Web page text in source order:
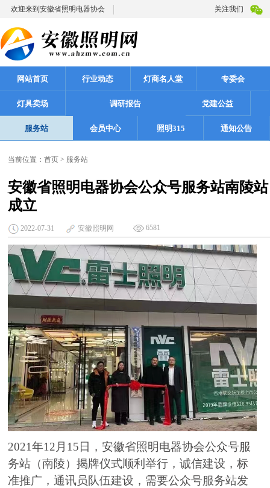
欢迎来到安徽省照明电器协会 关注我们
网站首页 行业动态 灯商名人堂 专委会
灯具卖场 调研报告 党建公益
服务站 会员中心 照明315 通知公告
当前位置：首页 > 服务站
安徽省照明电器协会公众号服务站南陵站
成立
2022-07-31 安徽照明网 6581
2021年12月 15 日，安徽省照明电器协会公众号服
务站（南陵）揭牌仪式顺利举行，诚信建设，标
准推广，通讯员队伍建设，需要公众号服务站发